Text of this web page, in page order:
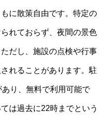
に散策自由です。特定の
れておらず、夜間の景色
だし、施設の点検や行事
れることがあります。駐
り、無料で利用可能で
は過去に22時までという